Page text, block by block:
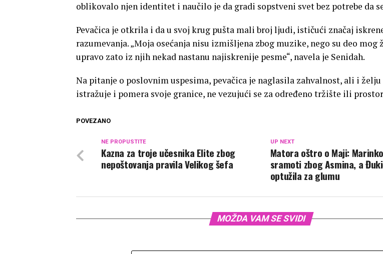
oblikovalo njen identitet i naučilo je da gradi sopstveni svet bez potrebe da
Pevačica je otkrila i da u svoj krug pušta mali broj ljudi, ističući značaj
razumevanja. „Moja osećanja nisu izmišljena zbog muzike, nego su deo mog
upravo zato iz njih nekad nastanu najiskrenije pesme“, navela je Senidah.
Na pitanje o poslovnim uspesima, pevačica je naglasila zahvalnost, ali i želju
istražuje i pomera svoje granice, ne vezujući se za određeno tržište ili
POVEZANO
UP NEXT
Matora oštro o Maji:
sramoti zbog Asmina, a
optužila za glumu
NE PROPUSTITE
Kazna za troje učesnika Elite zbog
nepoštovanja pravila Velikog šefa
MOŽDA VAM SE SVIDI